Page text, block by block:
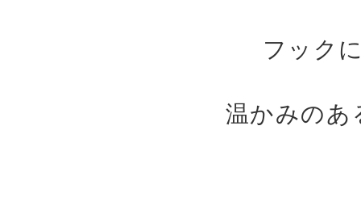
フック
温かみのあ